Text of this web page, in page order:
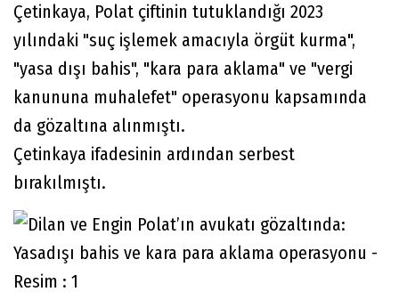
Çetinkaya, Polat çiftinin tutuklandığı 2023
yılındaki "suç işlemek amacıyla örgüt kurma",
"yasa dışı bahis", "kara para aklama" ve "vergi
kanununa muhalefet" operasyonu kapsamında
da gözaltına alınmıştı.
Çetinkaya ifadesinin ardından serbest
bırakılmıştı.